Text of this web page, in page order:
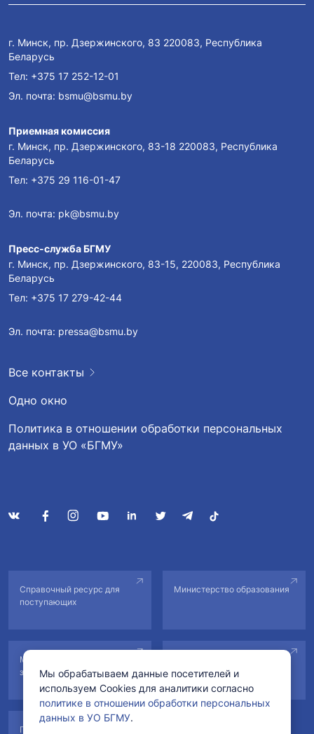
г. Минск, пр. Дзержинского, 83 220083, Республика
Беларусь
Тел: +375 17 252-12-01
Эл. почта: bsmu@bsmu.by
Приемная комиссия
г. Минск, пр. Дзержинского, 83-18 220083, Республика
Беларусь
Тел: +375 29 116-01-47
Эл. почта: pk@bsmu.by
Пресс-служба БГМУ
г. Минск, пр. Дзержинского, 83-15, 220083, Республика
Беларусь
Тел: +375 17 279-42-44
Эл. почта: pressa@bsmu.by
Все контакты
Одно окно
Политика в отношении обработки персональных
данных в УО «БГМУ»
Справочный ресурс для
поступающих
Министерство образования
Министерство
здравоохранения
портал
Портал Президента
Мы обрабатываем данные посетителей и
используем Cookies для аналитики согласно
политике в отношении обработки персональных
данных в УО БГМУ.